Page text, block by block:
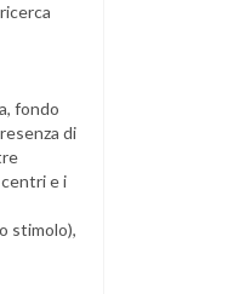
fondo
di
e i
stimolo),